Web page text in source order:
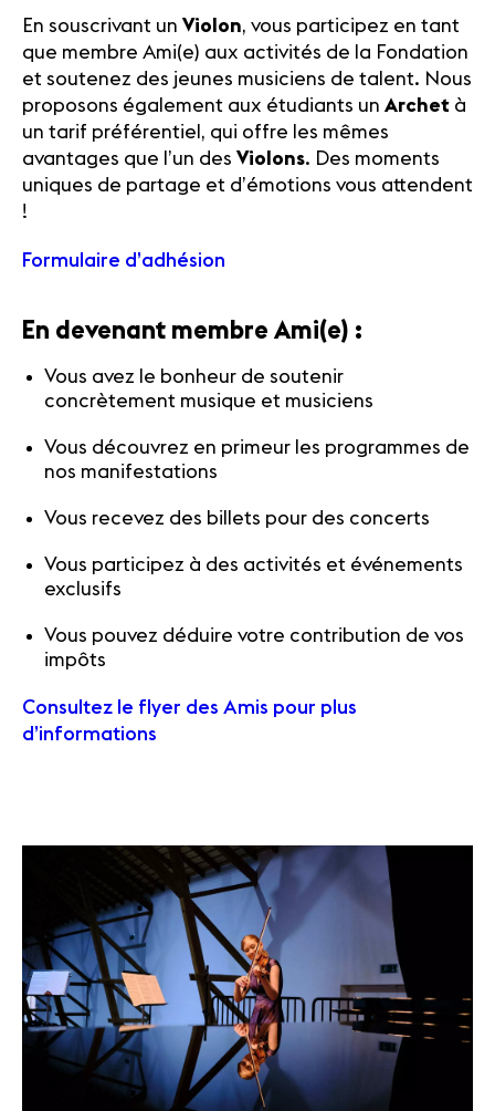
En souscrivant un Violon, vous participez en tant
que membre Ami(e) aux activités de la Fondation
et soutenez des jeunes musiciens de talent. Nous
proposons également aux étudiants un Archet à
un tarif préférentiel, qui offre les mêmes
avantages que l’un des Violons. Des moments
uniques de partage et d’émotions vous attendent
!
Formulaire d’adhésion
En devenant membre Ami(e) :
Vous avez le bonheur de soutenir
concrètement musique et musiciens
Vous découvrez en primeur les programmes de
nos manifestations
Vous recevez des billets pour des concerts
Vous participez à des activités et événements
exclusifs
Vous pouvez déduire votre contribution de vos
impôts
Consultez le flyer des Amis pour plus
d’informations